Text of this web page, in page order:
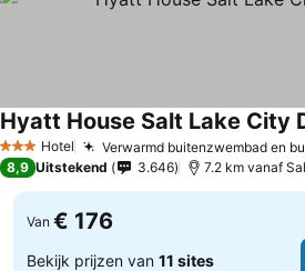
3 SterrenHotel Verwarmd buitenzwembad en
Hyatt House Salt Lake City
8,9 Uitstekend 3.646 7.2 km vanaf
Van € 176
Bekijk prijzen van 11 sites